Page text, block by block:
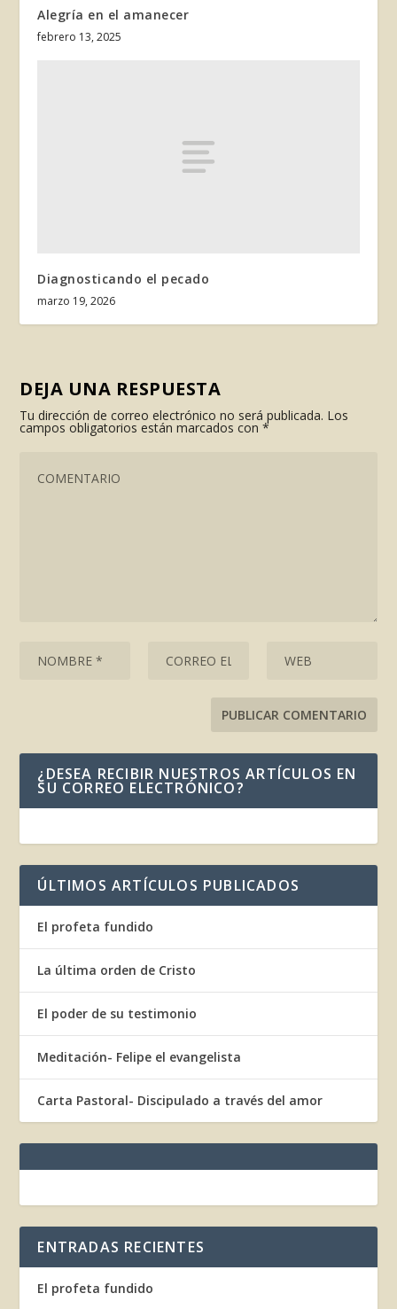
Alegría en el amanecer
febrero 13, 2025
Diagnosticando el pecado
marzo 19, 2026
DEJA UNA RESPUESTA
Tu dirección de correo electrónico no será publicada. Los
campos obligatorios están marcados con*
¿DESEA RECIBIR NUESTROS ARTÍCULOS EN
SU CORREO ELECTRÓNICO?
ÚLTIMOS ARTÍCULOS PUBLICADOS
El profeta fundido
La última orden de Cristo
El poder de su testimonio
Meditación- Felipe el evangelista
Carta Pastoral- Discipulado a través del amor
ENTRADAS RECIENTES
El profeta fundido